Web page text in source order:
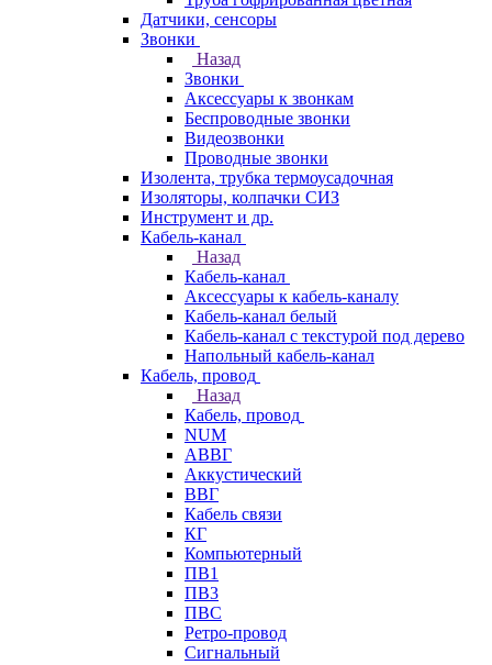
Датчики, сенсоры
Звонки
Назад
Звонки
Аксессуары к звонкам
Беспроводные звонки
Видеозвонки
Проводные звонки
Изолента, трубка термоусадочная
Изоляторы, колпачки СИЗ
Инструмент и др.
Кабель-канал
Назад
Кабель-канал
Аксессуары к кабель-каналу
Кабель-канал белый
Кабель-канал с текстурой под дерево
Напольный кабель-канал
Кабель, провод
Назад
Кабель, провод
NUM
АВВГ
Аккустический
ВВГ
Кабель связи
КГ
Компьютерный
ПВ1
ПВ3
ПВС
Ретро-провод
Сигнальный